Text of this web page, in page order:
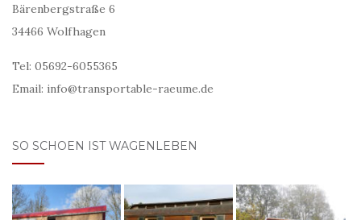
Bärenbergstraße 6
34466 Wolfhagen
Tel: 05692-6055365
Email: info@transportable-raeume.de
SO SCHOEN IST WAGENLEBEN